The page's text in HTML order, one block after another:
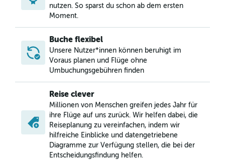
nutzen. So sparst du schon ab dem ersten
Moment.
Buche flexibel
Unsere Nutzer*innen können beruhigt im
Voraus planen und Flüge ohne
Umbuchungsgebühren finden
Reise clever
Millionen von Menschen greifen jedes Jahr für
ihre Flüge auf uns zurück. Wir helfen dabei, die
Reiseplanung zu vereinfachen, indem wir
hilfreiche Einblicke und datengetriebene
Diagramme zur Verfügung stellen, die bei der
Entscheidungsfindung helfen.